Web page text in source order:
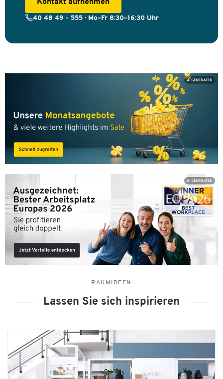
Kontakt aufnehmen
40 48 49 - 555 · Mo–Fr 8:30–16:30 Uhr
RAUMIDEEN
Lassen Sie sich inspirieren